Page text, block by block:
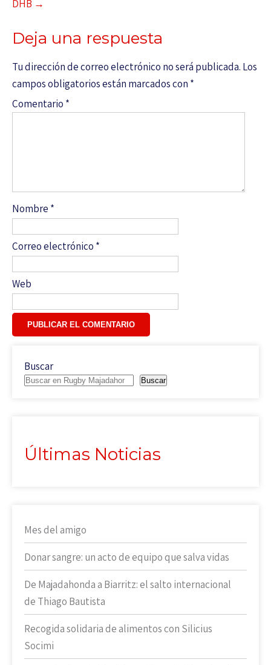
DHB →
Deja una respuesta
Tu dirección de correo electrónico no será publicada. Los
campos obligatorios están marcados con *
Comentario *
Nombre *
Correo electrónico *
Web
Buscar
Buscar
Últimas Noticias
Mes del amigo
Donar sangre: un acto de equipo que salva vidas
De Majadahonda a Biarritz: el salto internacional
de Thiago Bautista
Recogida solidaria de alimentos con Silicius
Socimi